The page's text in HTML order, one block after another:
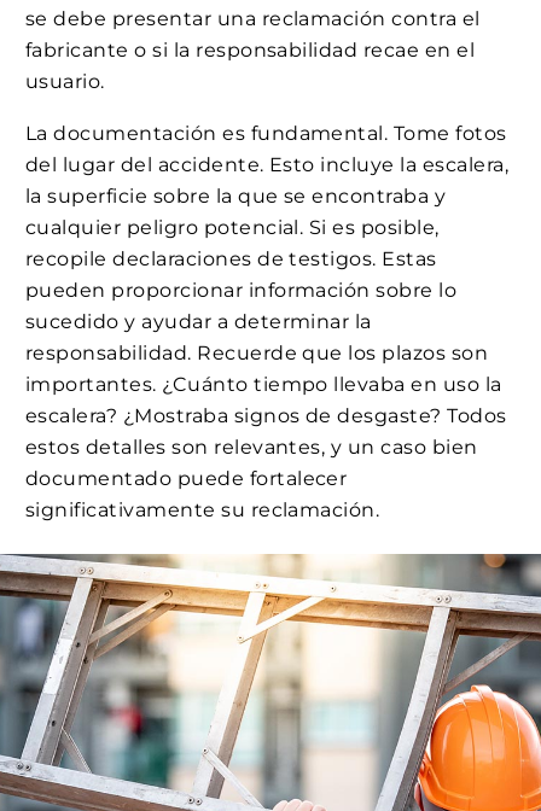
se debe presentar una reclamación contra el
fabricante o si la responsabilidad recae en el
usuario.
La documentación es fundamental. Tome fotos
del lugar del accidente. Esto incluye la escalera,
la superficie sobre la que se encontraba y
cualquier peligro potencial. Si es posible,
recopile declaraciones de testigos. Estas
pueden proporcionar información sobre lo
sucedido y ayudar a determinar la
responsabilidad. Recuerde que los plazos son
importantes. ¿Cuánto tiempo llevaba en uso la
escalera? ¿Mostraba signos de desgaste? Todos
estos detalles son relevantes, y un caso bien
documentado puede fortalecer
significativamente su reclamación.